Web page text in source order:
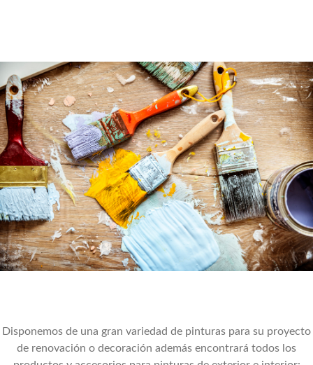
Disponemos de una gran variedad de pinturas para su proyecto
de renovación o decoración además encontrará todos los